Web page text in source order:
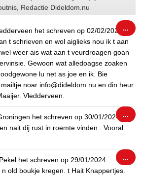
Redactie Dideldom.nu
het schreven op 02/02/2024
t schrieven en wol aiglieks nou ik t aan
weer ais wat aan t veurdroagen goan
Gewoon wat alledoagse zoaken
lu net as joe en ik. Bie
noar info@dideldom.nu en din heur
Vledderveen.
...
het schreven op 30/01/2024
nait dij rust in roemte vinden . Vooral
...
het schreven op 29/01/2024
old boukje kregen. t Hait Knappertjes.
...